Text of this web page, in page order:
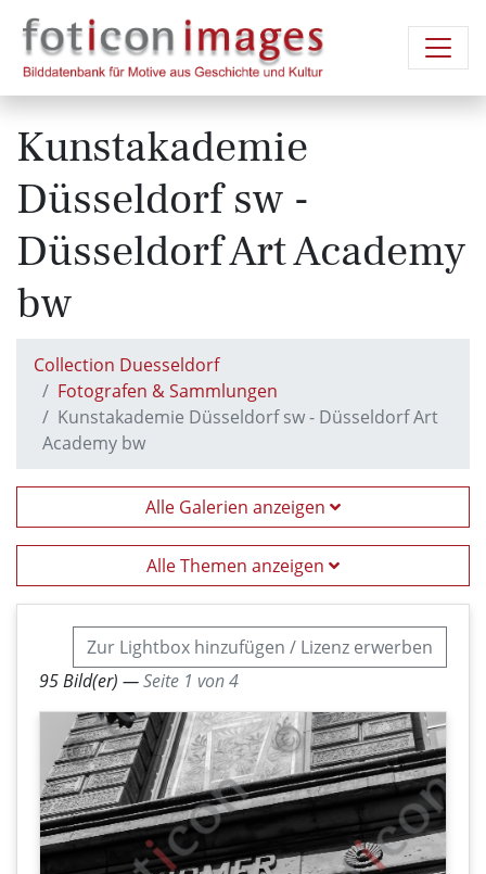
Kunstakademie
Düsseldorf sw -
Düsseldorf Art Academy
bw
Collection Duesseldorf
Fotografen & Sammlungen
Kunstakademie Düsseldorf sw - Düsseldorf Art
Academy bw
Alle Galerien anzeigen
Alle Themen anzeigen
Zur Lightbox hinzufügen / Lizenz erwerben
95 Bild(er) —Seite 1 von 4